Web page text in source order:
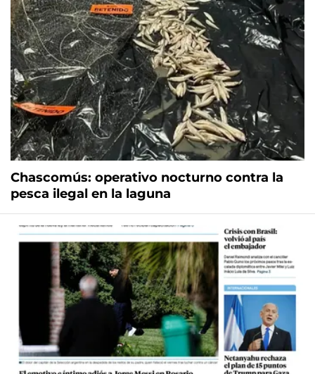
Chascomús: operativo nocturno contra la
pesca ilegal en la laguna